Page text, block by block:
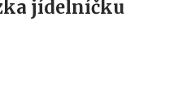
jídelníčku